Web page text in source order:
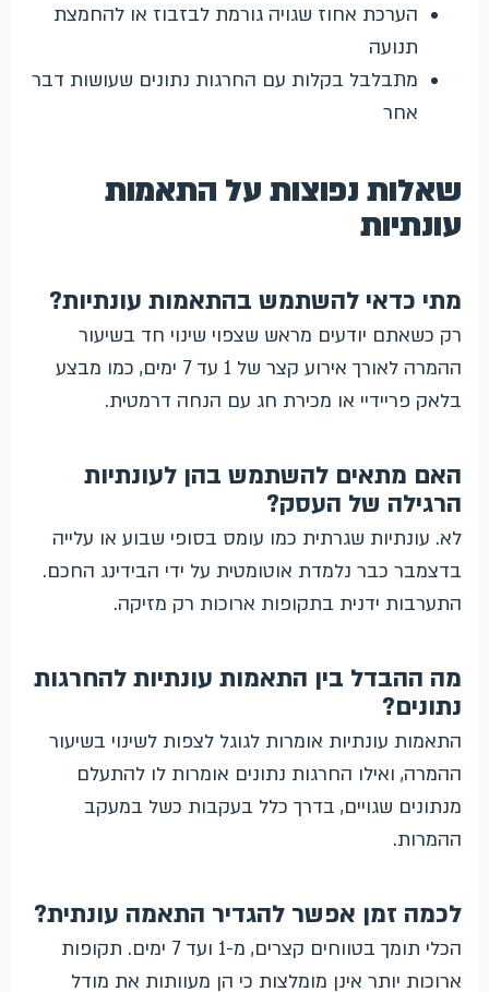
הערכת אחוז שגויה גורמת לבזבוז או להחמצת
תנועה
מתבלבל בקלות עם החרגות נתונים שעושות דבר
אחר
שאלות נפוצות על התאמות
עונתיות
מתי כדאי להשתמש בהתאמות עונתיות?
רק כשאתם יודעים מראש שצפוי שינוי חד בשיעור
ההמרה לאורך אירוע קצר של 1 עד 7 ימים, כמו מבצע
בלאק פריידיי או מכירת חג עם הנחה דרמטית.
האם מתאים להשתמש בהן לעונתיות
הרגילה של העסק?
לא. עונתיות שגרתית כמו עומס בסופי שבוע או עלייה
בדצמבר כבר נלמדת אוטומטית על ידי הבידינג החכם.
התערבות ידנית בתקופות ארוכות רק מזיקה.
מה ההבדל בין התאמות עונתיות להחרגות
נתונים?
התאמות עונתיות אומרות לגוגל לצפות לשינוי בשיעור
ההמרה, ואילו החרגות נתונים אומרות לו להתעלם
מנתונים שגויים, בדרך כלל בעקבות כשל במעקב
ההמרות.
לכמה זמן אפשר להגדיר התאמה עונתית?
הכלי תומך בטווחים קצרים, מ-1 ועד 7 ימים. תקופות
ארוכות יותר אינן מומלצות כי הן מעוותות את מודל